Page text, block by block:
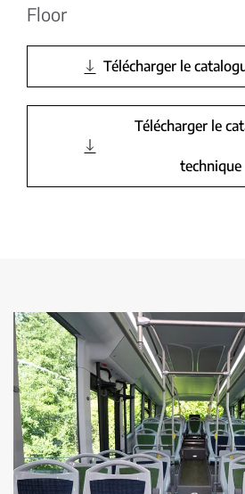
Floor
Télécharger le
Télécharger le
technique